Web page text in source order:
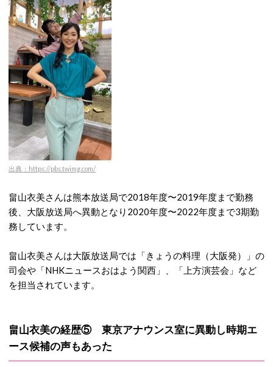
出典：https://pbs.twimg.com/
畠山衣美さんは熊本放送局で2018年度〜2019年度まで勤務
後、大阪放送局へ異動となり2020年度〜2022年度まで3期勤
務しています。
畠山衣美さんは大阪放送局では「きょうの料理（大阪発）」の
司会や「NHKニュースおはよう関西」、「上方演芸会」など
を担当されています。
畠山衣美の経歴⑤ 東京アナウンス室に異動し時期エ
ース候補の声もあった